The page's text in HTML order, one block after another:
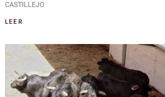
CASTILLEJO
LEER